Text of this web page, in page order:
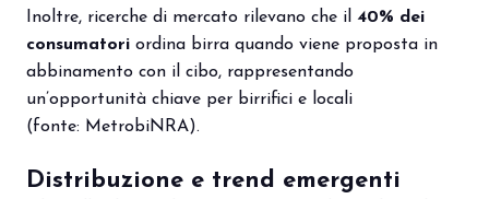
Inoltre, ricerche di mercato rilevano che il 40% dei
consumatori ordina birra quando viene proposta in
abbinamento con il cibo, rappresentando
un’opportunità chiave per birrifici e locali
(fonte: MetrobiNRA).
Distribuzione e trend emergenti